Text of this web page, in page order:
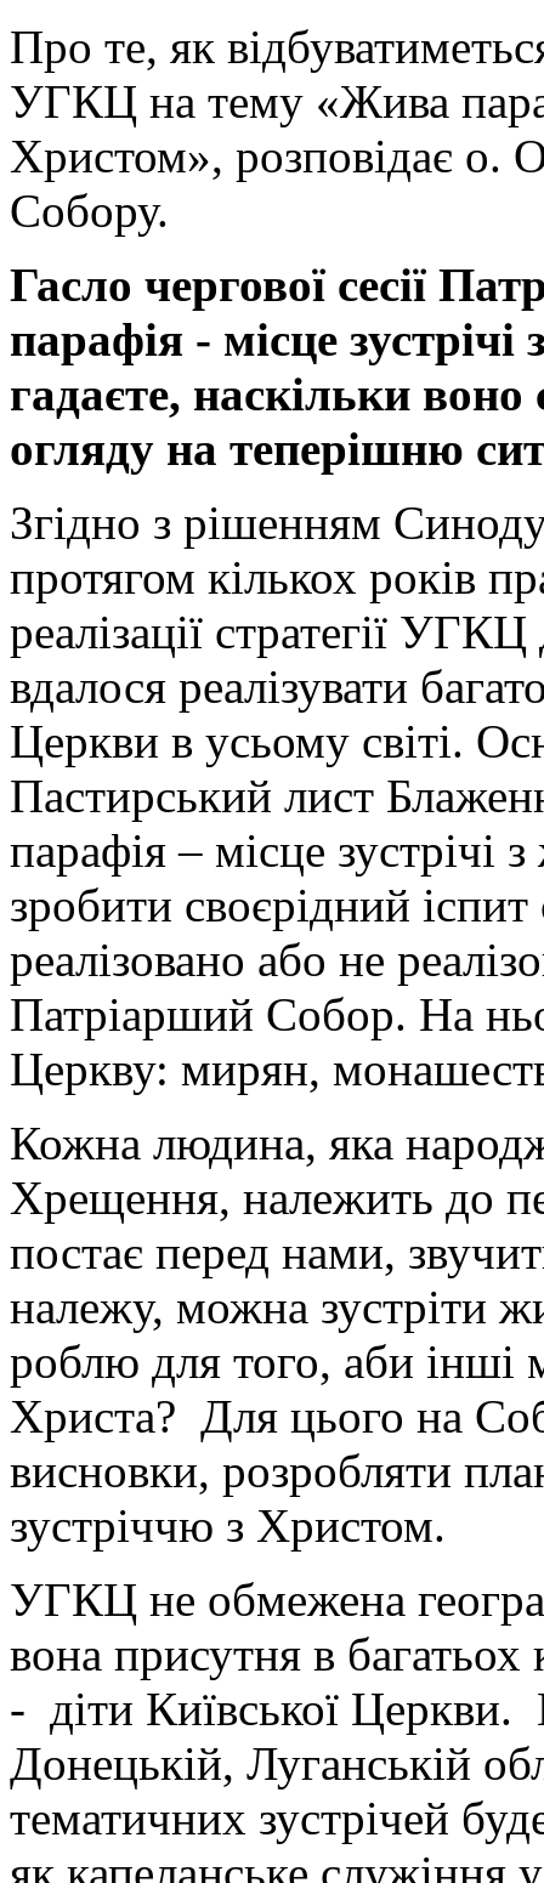
Про те, як
УГКЦ на тему «Жива
Христом», розповідає о.
Собору.
Гасло чергової сесії
парафія - місце
гадаєте, наскільки
огляду на теперішню
Згідно з рішенням
протягом кількох років
реалізації стратегії
вдалося реалізувати
Церкви в усьому світі.
Пастирський лист
парафія – місце
зробити своєрідний
реалізовано або не
Патріарший Собор. На
Церкву: мирян,
Кожна людина, яка
Хрещення, належить до
постає перед нами,
належу, можна зустріти
роблю для того, аби інші
Христа? Для цього на
висновки, розробляти
зустріччю з Христом.
УГКЦ не обмежена
вона присутня в багатьох
- діти Київської Церкви.
Донецькій, Луганській
тематичних зустрічей
як капеланське служіння